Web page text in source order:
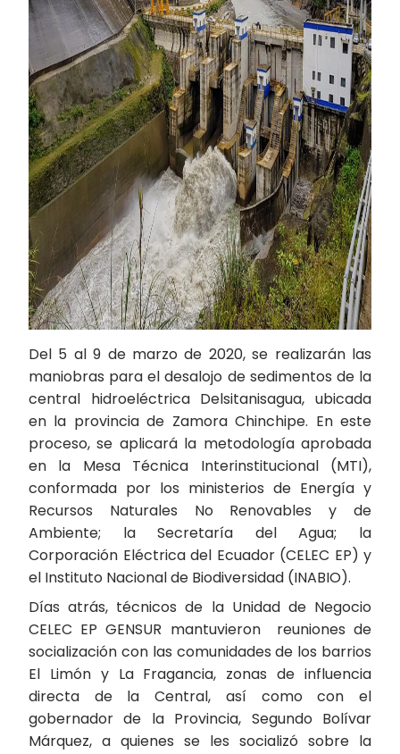
Del 5 al 9 de marzo de 2020, se realizarán las
maniobras para el desalojo de sedimentos de la
central hidroeléctrica Delsitanisagua, ubicada
en la provincia de Zamora Chinchipe. En este
proceso, se aplicará la metodología aprobada
en la Mesa Técnica Interinstitucional (MTI),
conformada por los ministerios de Energía y
Recursos Naturales No Renovables y de
Ambiente; la Secretaría del Agua; la
Corporación Eléctrica del Ecuador (CELEC EP) y
el Instituto Nacional de Biodiversidad (INABIO).
Días atrás, técnicos de la Unidad de Negocio
CELEC EP GENSUR mantuvieron reuniones de
socialización con las comunidades de los barrios
El Limón y La Fragancia, zonas de influencia
directa de la Central, así como con el
gobernador de la Provincia, Segundo Bolívar
Márquez, a quienes se les socializó sobre la